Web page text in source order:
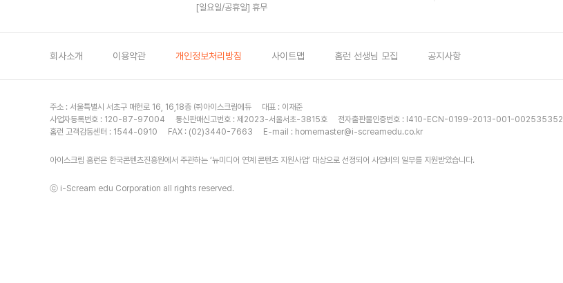
[일요일/공휴일] 휴무
회사소개 이용약관 개인정보처리방침 사이트맵 홈런 선생님 모집 공지사항
주소 : 서울특별시 서초구 매헌로 16, 16,18층 ㈜아이스크림에듀
대표 : 이재준
사업자등록번호 : 120-87-97004
통신판매신고번호 : 제2023-서울서초-3815호
전자출판물인증번호 : I410-ECN-0199-2013-001-002535352
홈런 고객감동센터 : 1544-0910
FAX : (02)3440-7663 E-mail : homemaster@i-screamedu.co.kr
아이스크림 홈런은 한국콘텐츠진흥원에서 주관하는 ‘뉴미디어 연계 콘텐츠 지원사업’ 대상으로 선정되어 사업비의 일부를 지원받았습니다.
ⓒ i-Scream edu Corporation all rights reserved.